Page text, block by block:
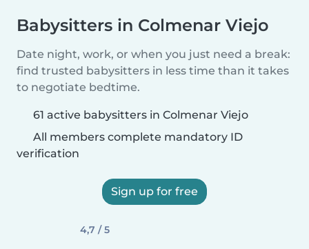
Babysitters in Colmenar Viejo
Date night, work, or when you just need a break:
find trusted babysitters in less time than it takes
to negotiate bedtime.
61 active babysitters in Colmenar Viejo
All members complete mandatory ID
verification
Sign up for free
4,7 / 5